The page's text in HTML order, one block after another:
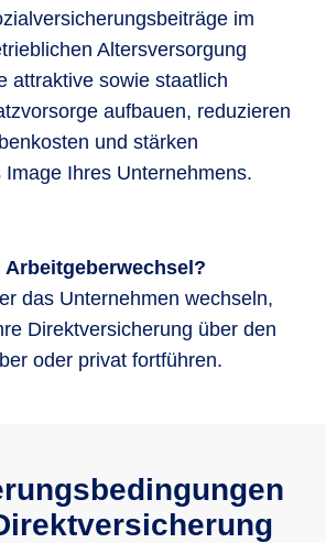
im
Altersversorgung
attraktive sowie staatlich
aufbauen, reduzieren
und stärken
Ihres Unternehmens.
Arbeitgeberwechsel?
das Unternehmen wechseln,
Direktversicherung über den
oder privat fortführen.